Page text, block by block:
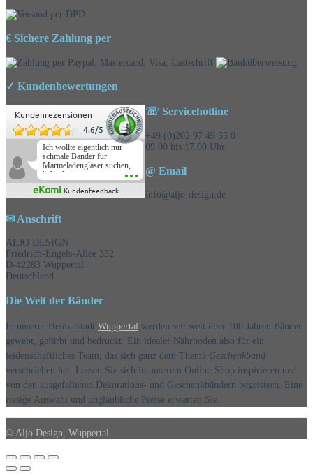
€ Sichere Zahlung per
✓ Kundenbewertungen
Kundenrezensionen
4.6/5
Ich wollte eigentlich nur
schmale Bänder für
Marmeladengläser suchen,
habe die
Überraschungsbänder
mitbestellt und war positiv
eKomi Kundenfeedback
☏ Servicehotline
+49 (0)202 97 49 55 0
09.00 bis 17.00 Uhr
@ Email
info@aljo-design.de
✉ Anschrift
ALJO DESIGN
Friedrich-Engels-Allee 332
D-42283 Wuppertal
Deutschland
Die Welt der Bänder
In unserer Heimatstadt Wuppertal werden seit weit über 100 Jahren Bänder
gewebt, gefärbt und bedruckt. Ein idealer Nährboden also für ein
leidenschaftliches Team, das sich ganz dem Thema Geschenkband
verschrieben hat. Lassen Sie sich in unserem Online-Shop inspirieren und
von den ausgefallenen Dekorations- und Geschenkbändern begeistern. Eine
riesige Auswahl und unglaubliche Preise erwarten Sie.
© Aljo Design, Wuppertal